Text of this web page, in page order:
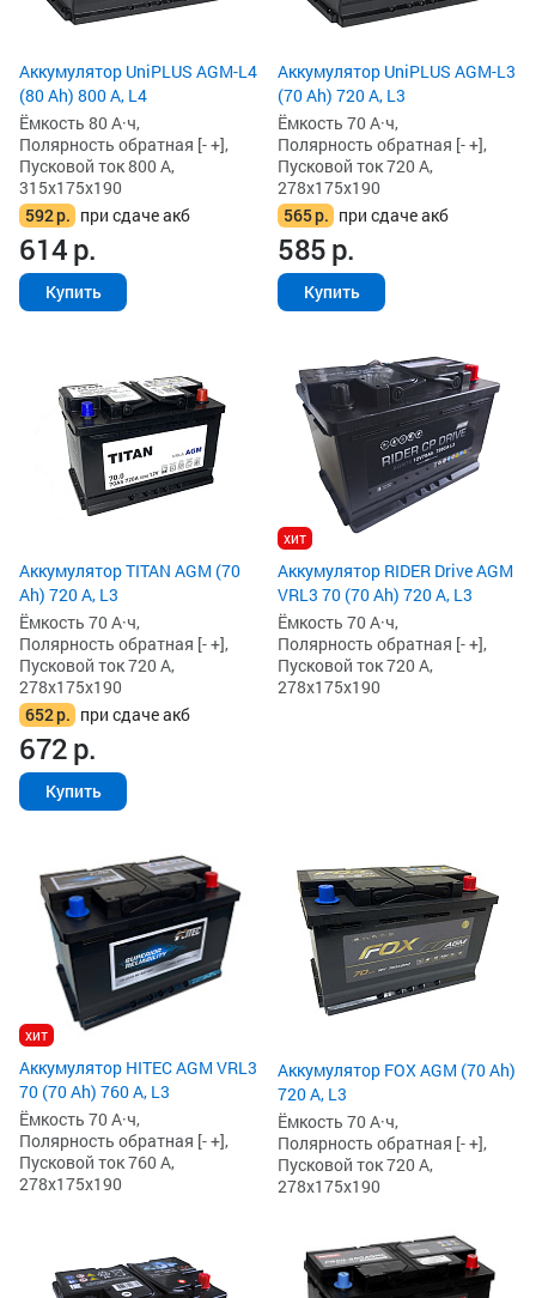
Аккумулятор UniPLUS AGM-L4
(80 Ah) 800 А, L4
Ёмкость 80 А·ч,
Полярность обратная [- +],
Пусковой ток 800 А,
315x175x190
592р. при сдаче акб
614р.
Купить
Аккумулятор UniPLUS AGM-L3
(70 Ah) 720 А, L3
Ёмкость 70 А·ч,
Полярность обратная [- +],
Пусковой ток 720 А,
278x175x190
565р. при сдаче акб
585р.
Купить
Аккумулятор TITAN AGM (70
Ah) 720 А, L3
Ёмкость 70 А·ч,
Полярность обратная [- +],
Пусковой ток 720 А,
278x175x190
652р. при сдаче акб
672р.
Купить
хит
Аккумулятор RIDER Drive AGM
VRL3 70 (70 Ah) 720 А, L3
Ёмкость 70 А·ч,
Полярность обратная [- +],
Пусковой ток 720 А,
278x175x190
хит
Аккумулятор HITEC AGM VRL3
70 (70 Ah) 760 А, L3
Ёмкость 70 А·ч,
Полярность обратная [- +],
Пусковой ток 760 А,
278x175x190
Аккумулятор FOX AGM (70 Ah)
720 А, L3
Ёмкость 70 А·ч,
Полярность обратная [- +],
Пусковой ток 720 А,
278x175x190